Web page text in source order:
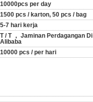
10000pcs per day
1500 pcs / karton, 50 pcs / bag
5-7 hari kerja
T / T ， Jaminan Perdagangan Di
Alibaba
10000 pcs / per hari